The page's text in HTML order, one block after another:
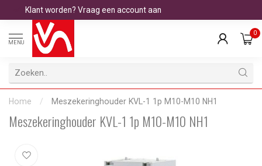
Klant worden? Vraag een account aan
MENU
0
Home / Meszekeringhouder KVL-1 1p M10-M10 NH1
Meszekeringhouder KVL-1 1p M10-M10 NH1